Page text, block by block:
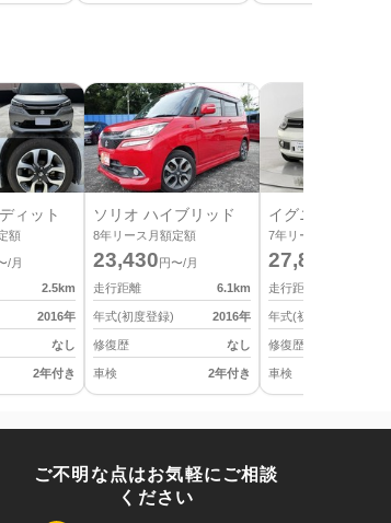
ィット
額
/月
2.5km
2016年
なし
2年付き
ソリオ ハイブリッド
8年リース月額定額
23,430 円〜/月
走行距離
6.1km
年式(初度登録) 2016年
修復歴 なし
車検 2年付き
イグニス
7年リース月額定額
27,830
走行距離
年式(初度登録)
修復歴
車検
ご不明な点はお気軽にご相談
ください